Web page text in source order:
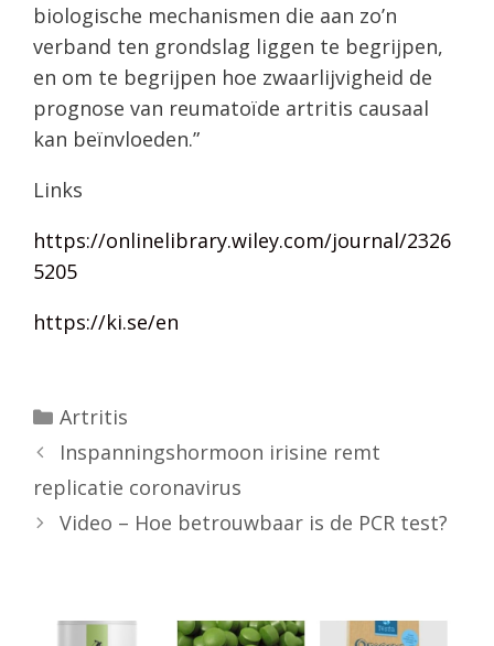
biologische mechanismen die aan zo’n
verband ten grondslag liggen te begrijpen,
en om te begrijpen hoe zwaarlijvigheid de
prognose van reumatoïde artritis causaal
kan beïnvloeden.”
Links
https://onlinelibrary.wiley.com/journal/2326
5205
https://ki.se/en
Categorieën
Artritis
Inspanningshormoon irisine remt
replicatie coronavirus
Video – Hoe betrouwbaar is de PCR test?